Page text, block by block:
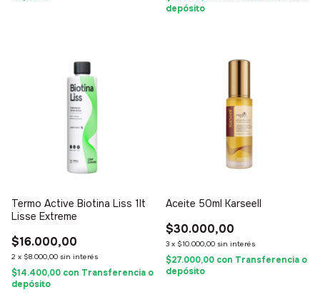
depósito
Termo Active Biotina Liss 1lt
Lisse Extreme
$16.000,00
2 x $8.000,00 sin interés
$14.400,00 con Transferencia o
depósito
Aceite 50ml Karseell
$30.000,00
3 x $10.000,00 sin interés
$27.000,00 con Transferencia o
depósito